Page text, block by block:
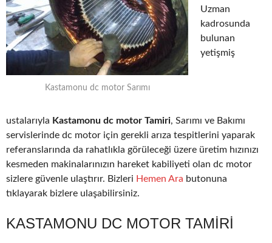
Kastamonu dc motor Sarımı
Uzman
kadrosunda
bulunan
yetişmiş
ustalarıyla Kastamonu dc motor Tamiri, Sarımı ve Bakımı
servislerinde dc motor için gerekli arıza tespitlerini yaparak
referanslarında da rahatlıkla görüleceği üzere üretim hızınızı
kesmeden makinalarınızın hareket kabiliyeti olan dc motor
sizlere güvenle ulaştırır. Bizleri Hemen Ara butonuna
tıklayarak bizlere ulaşabilirsiniz.
KASTAMONU DC MOTOR TAMIRI